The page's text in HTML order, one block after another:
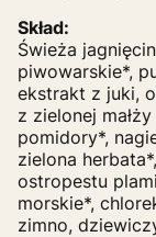
Skład:
Świeża
piwowarskie*,
ekstrakt z juki,
z zielonej
pomidory*,
zielona
ostropestu
morskie*,
zimno,